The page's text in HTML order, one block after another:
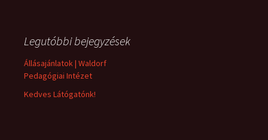
Legutóbbi bejegyzések
Állásajánlatok | Waldorf
Pedagógiai Intézet
Kedves Látógatónk!